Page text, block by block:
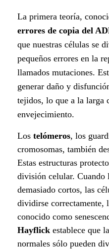
v
e
j
e
c
e
m
o
s
?
La primera teoría,
errores de copia del
que nuestras células se
pequeños errores en la
llamados mutaciones.
generar daño y
tejidos, lo que a la larga
envejecimiento.
Los telómeros, los
cromosomas, también
Estas estructuras
división celular. Cuando
demasiado cortos, las
dividirse correctamente,
conocido como
Hayflick establece que
normales sólo pueden